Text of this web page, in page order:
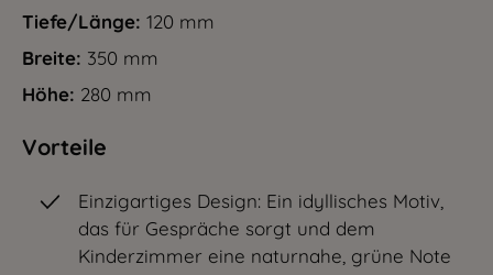
Tiefe/Länge: 120 mm
Breite: 350 mm
Höhe: 280 mm
Vorteile
Einzigartiges Design: Ein idyllisches Motiv,
das für Gespräche sorgt und dem
Kinderzimmer eine naturnahe, grüne Note